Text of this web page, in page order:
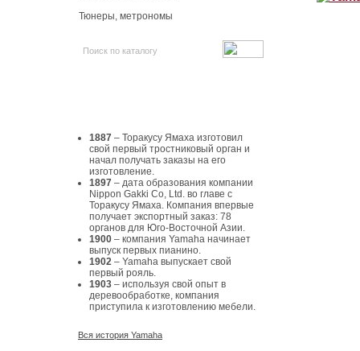
Тюнеры, метрономы
1887 – Торакусу Ямаха изготовил
свой первый тростниковый орган и
начал получать заказы на его
изготовление.
1897 – дата образования компании
Nippon Gakki Co, Ltd. во главе с
Торакусу Ямаха. Компания впервые
получает экспортный заказ: 78
органов для Юго-Восточной Азии.
1900 – компания Yamaha начинает
выпуск первых пианино.
1902 – Yamaha выпускает свой
первый рояль.
1903 – используя свой опыт в
деревообработке, компания
приступила к изготовлению мебели.
Вся история Yamaha